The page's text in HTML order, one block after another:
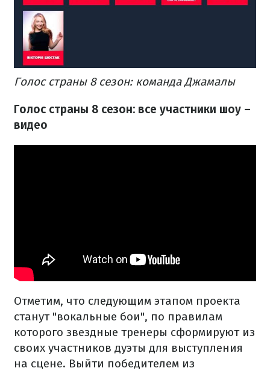
​Голос страны 8 сезон: команда Джамалы
Голос страны 8 сезон: все участники шоу –
видео
Отметим, что следующим этапом проекта
станут "вокальные бои", по правилам
которого звездные тренеры сформируют из
своих участников дуэты для выступления
на сцене. Выйти победителем из